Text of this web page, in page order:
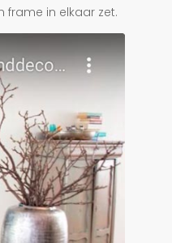
frame in elkaar zet.